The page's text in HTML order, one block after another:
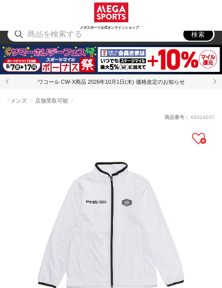
メガスポーツ公式オンラインショップ
アウトドア
検索
ワコール CW-X商品 2026年10月1日(木) 価格改定のお知らせ
メンズ 店舗受取可能
商品番号： 69314037